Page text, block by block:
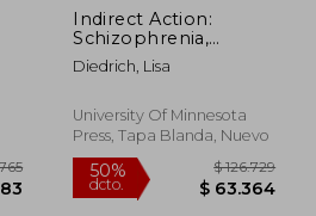
Indirect Action:
Schizophrenia,
Epilepsy, Aids, and
the Course of Health
Diedrich, Lisa
University Of Minnesota
Press, Tapa Blanda, Nuevo